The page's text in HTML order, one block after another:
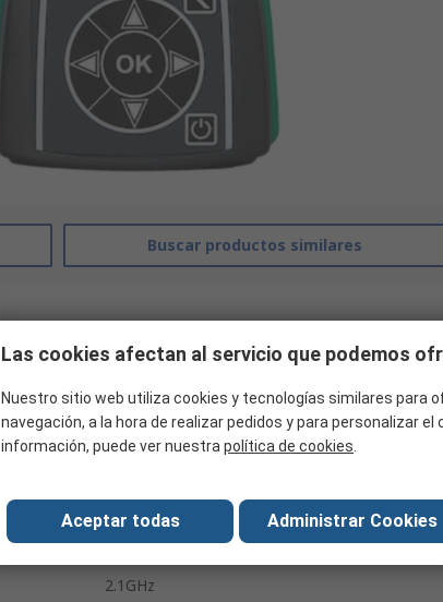
Buscar productos similares
Siretta
2.1GHz
Las cookies afectan al servicio que podemos
Nuestro sitio web utiliza cookies y tecnologías similares para
navegación, a la hora de realizar pedidos y para personalizar el
información, puede ver nuestra política de cookies
Aceptar todas Administrar Cookies